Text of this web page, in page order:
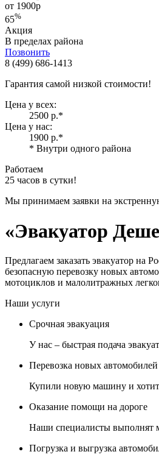
от 1900р
65%
Акция
В пределах района
Позвонить
8 (499) 686-1413
Гарантия самой низкой стоимости!
Цена у всех:
2500 р.*
Цена у нас:
1900 р.*
* Внутри одного района
Работаем
25 часов в сутки!
Мы принимаем заявки на
«Эвакуатор
Предлагаем заказать эвакуатор
безопасную перевозку новых
мотоциклов и малолитражных
Наши услуги
Срочная эвакуация
У нас – быстрая подача
Перевозка новых автомобилей
Купили новую машину и
Оказание помощи на дороге
Наши специалисты выполнят
Погрузка и выгрузка